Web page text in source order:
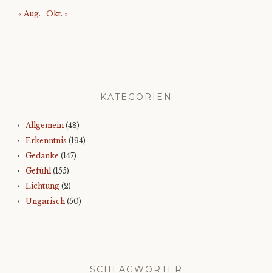
« Aug. Okt. »
KATEGORIEN
Allgemein (48)
Erkenntnis (194)
Gedanke (147)
Gefühl(155)
Lichtung (2)
Ungarisch (50)
SCHLAGWÖRTER